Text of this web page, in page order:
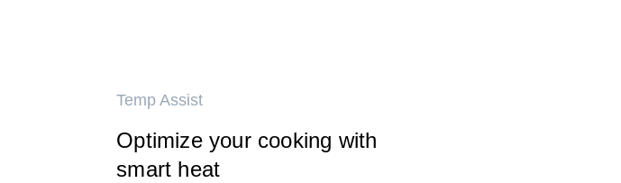
Temp Assist
Optimize your cooking with
smart heat